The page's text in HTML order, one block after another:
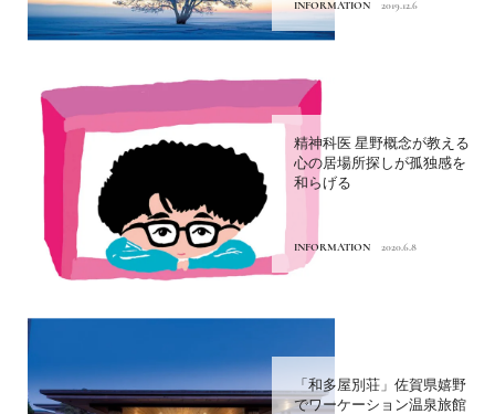
INFORMATION 2019.12.6
精神科医 星野概念が教える
心の居場所探しが孤独感を
和らげる
INFORMATION 2020.6.8
「和多屋別荘」佐賀県嬉野
でワーケーション温泉旅館